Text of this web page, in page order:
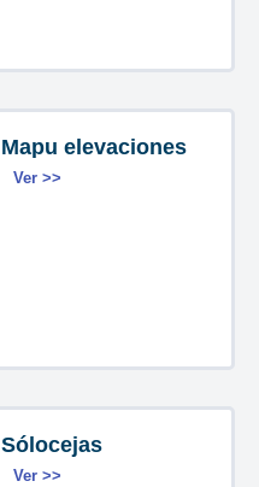
Mapu elevaciones
Ver >>
Sólocejas
Ver >>